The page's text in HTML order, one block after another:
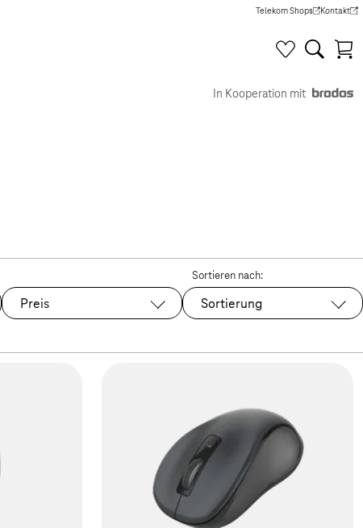
Telekom Shops
(Wird in einem neuen Tab
Kontakt
(Wird in
In Kooperation mit
Preis
Sortieren nach:
Sortierung